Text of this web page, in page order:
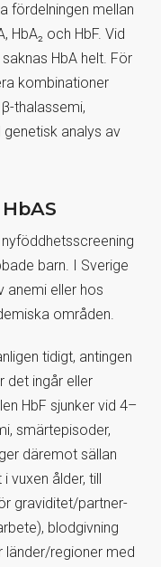
fördelningen mellan
HbA₂ och HbF. Vid
HbA helt. För
kombinationer
thalassemi,
analys av
nyföddhetsscreening
barn. I Sverige
anemi eller hos
områden.
tidigt, antingen
det ingår eller
HbF sjunker vid 4–
smärtepisoder,
däremot sällan
vuxen ålder, till
graviditet/partner­
blodgivning
länder/regioner med